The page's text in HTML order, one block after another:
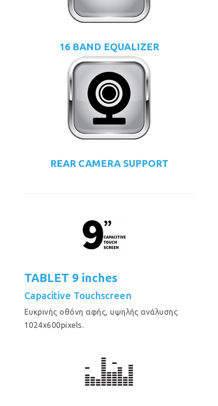
16 BAND EQUALIZER
REAR CAMERA SUPPORT
TABLET 9 inches
Capacitive Touchscreen
Eυκρινής οθόνη αφής, υψηλής ανάλυσης
1024x600pixels.